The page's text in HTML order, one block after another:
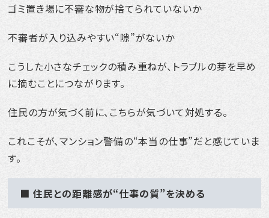
ゴミ置き場に不審な物が捨てられていないか
不審者が入り込みやすい“隙”がないか
こうした小さなチェックの積み重ねが、トラブルの芽を早め
に摘むことにつながります。
住民の方が気づく前に、こちらが気づいて対処する。
これこそが、マンション警備の“本当の仕事”だと感じていま
す。
■ 住民との距離感が“仕事の質”を決める